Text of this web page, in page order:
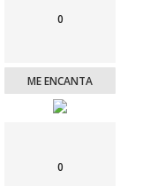
0
ME ENCANTA
0